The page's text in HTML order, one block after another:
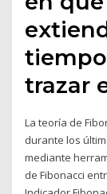
trazar
La teoría de
durante los
mediante
de Fibonacci